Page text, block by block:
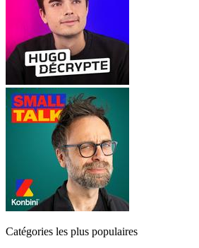
Catégories les plus populaires